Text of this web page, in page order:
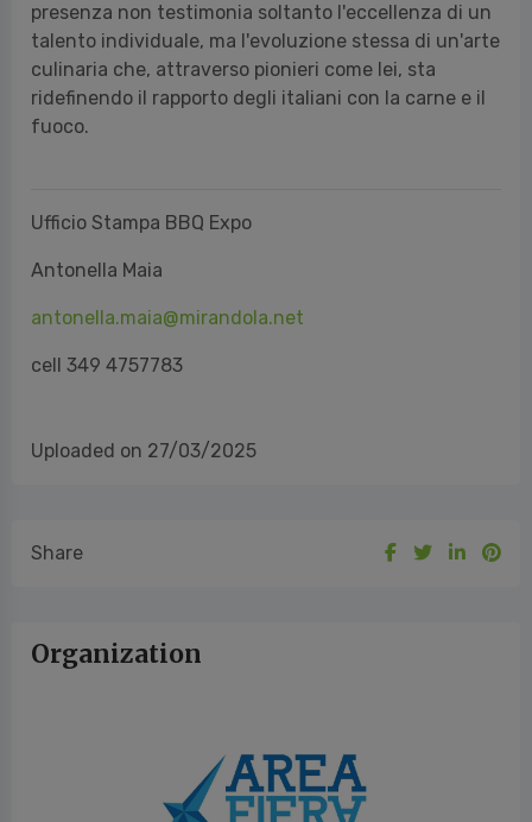
presenza non testimonia soltanto l'eccellenza di un
talento individuale, ma l'evoluzione stessa di un'arte
culinaria che, attraverso pionieri come lei, sta
ridefinendo il rapporto degli italiani con la carne e il
fuoco.
Ufficio Stampa BBQ Expo
Antonella Maia
antonella.maia@mirandola.net
cell 349 4757783
Uploaded on 27/03/2025
Share
Organization